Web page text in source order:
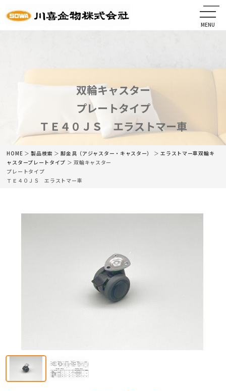
MENU
双輪キャスター
プレートタイプ
ＴＥ４０ＪＳ エラストマー車
CLOSE
商品情報
カタログ
HOME ＞製品検索 ＞脚金具（アジャスター・キャスター） ＞エラストマー車双輪キ
ャスタープレートタイプ ＞ 双輪キャスター
プレートタイプ
ＴＥ４０ＪＳ エラストマー車